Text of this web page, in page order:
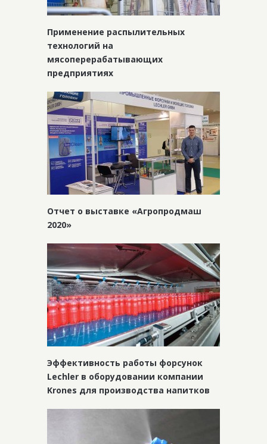
Применение распылительных
технологий на
мясоперерабатывающих
предприятиях
Отчет о выставке «Агропродмаш
2020»
Эффективность работы форсунок
Lechler в оборудовании компании
Krones для производства напитков